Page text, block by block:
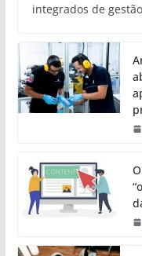
integrados de